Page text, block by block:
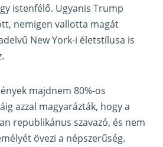
istenfélő. Ugyanis Trump
nemigen vallotta magát
New York-i életstílusa is
majdnem 80%-os
azzal magyarázták, hogy a
republikánus szavazó, és nem
övezi a népszerűség.